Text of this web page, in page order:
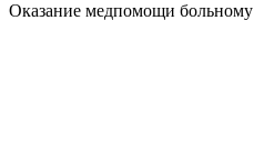
Оказание медпомощи больному